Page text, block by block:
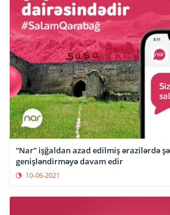
“Nar” işğaldan azad edilmiş ərazilərdə
genişləndirməyə davam edir
10-06-2021